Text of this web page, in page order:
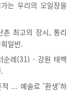
는 우리의 오일장을
촌 최고의 장시, 통리
일반.
순례(31) - 강원 태백
... 예술로 '환생'하